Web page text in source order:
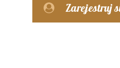
Zarejestruj